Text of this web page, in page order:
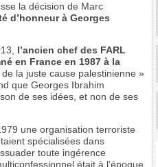
la décision de Marc
d’honneur à Georges
l’ancien chef des FARL
en France en 1987 à la
la juste cause palestinienne »
que Georges Ibrahim
de ses idées, et non de ses
une organisation terroriste
spécialisées dans
toute ingérence
était à l’époque